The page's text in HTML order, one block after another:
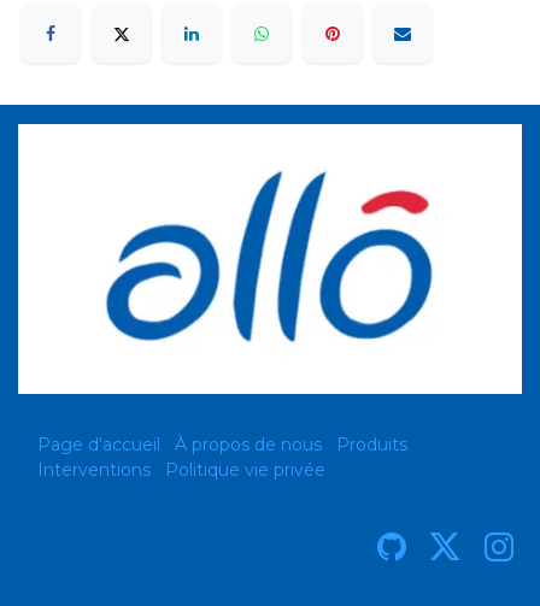
Page d'accueil À propos de nous
Produits
Interventions
Politique vie privée